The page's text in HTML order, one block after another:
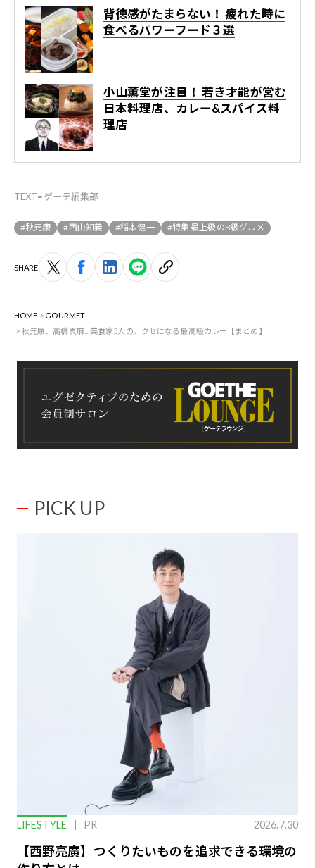
背徳感がたまらない！ 疲れた時に
食べるパワーフード３選
小山薫堂が注目！ 若き才能が営む
日本料理店、カレー&スパイス料
理店
TEXT=ゲーテ編集部
#秋元康 #西山知義 #稲本健一 #特集 最上級のB級グルメ
SHARE
HOME
GOURMET
秋元康、高橋真麻…美食家5人の、クセになる最高級カレー【まとめ】
PICK UP
LIFESTYLE PR 2026.7.30
【西野亮廣】つくりたいものを追求できる環境の